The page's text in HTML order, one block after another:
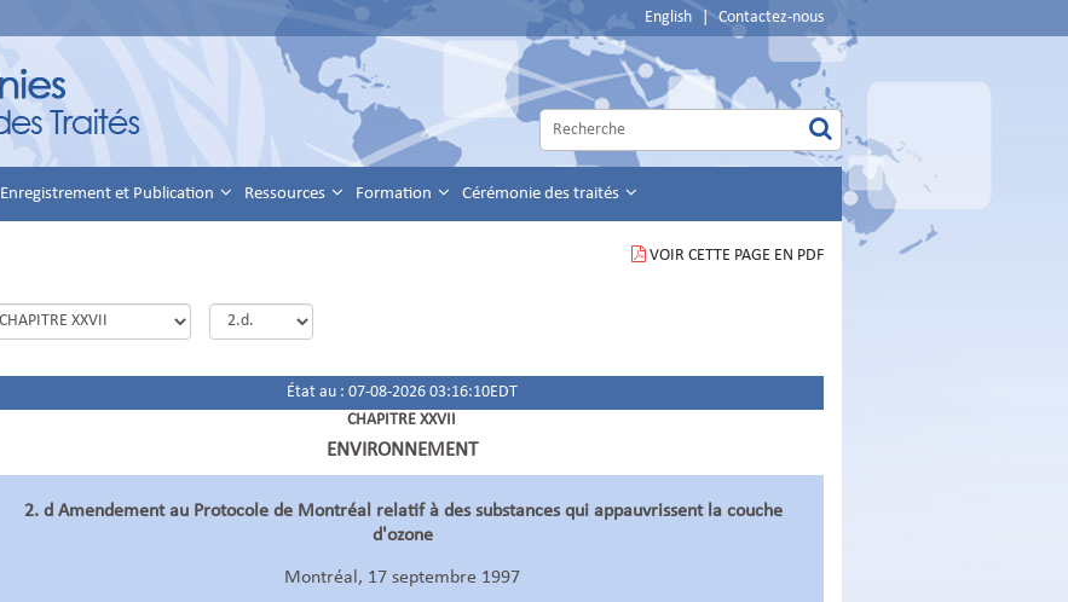
English | Contactez-nous
Enregistrement et Publication Ressources Formation Cérémonie des traités
VOIR CETTE PAGE EN PDF
État au : 07-08-2026 03:16:10EDT
CHAPITRE XXVII
ENVIRONNEMENT
2. d Amendement au Protocole de Montréal relatif à des substances qui appauvrissent la couche
d'ozone
Montréal, 17 septembre 1997